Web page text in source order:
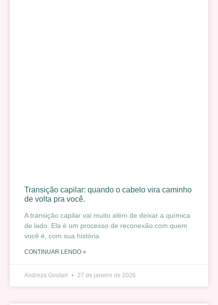
Transição capilar: quando o cabelo vira caminho
de volta pra você.
A transição capilar vai muito além de deixar a química
de lado. Ela é um processo de reconexão com quem
você é, com sua história
CONTINUAR LENDO »
Andreza Goulart 27 de janeiro de 2026